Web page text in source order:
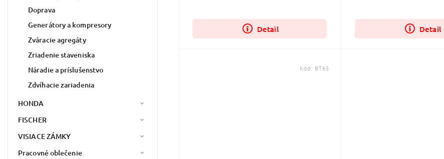
Doprava
Generátory a kompresory
Zváracie agregáty
Zriadenie staveniska
Náradie a príslušenstvo
Zdvíhacie zariadenia
HONDA
FISCHER
VISIACE ZÁMKY
Pracovné oblečenie
Detail Detail
Kód: BT65